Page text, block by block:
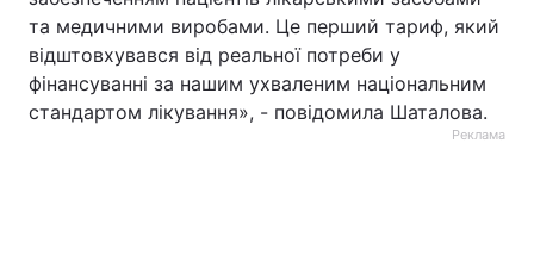
та медичними виробами. Це перший тариф, який
відштовхувався від реальної потреби у
фінансуванні за нашим ухваленим національним
стандартом лікування», - повідомила Шаталова.
Реклама